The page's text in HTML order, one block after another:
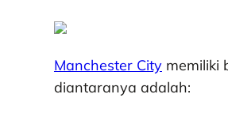
Manchester Citymemiliki
diantaranya adalah: